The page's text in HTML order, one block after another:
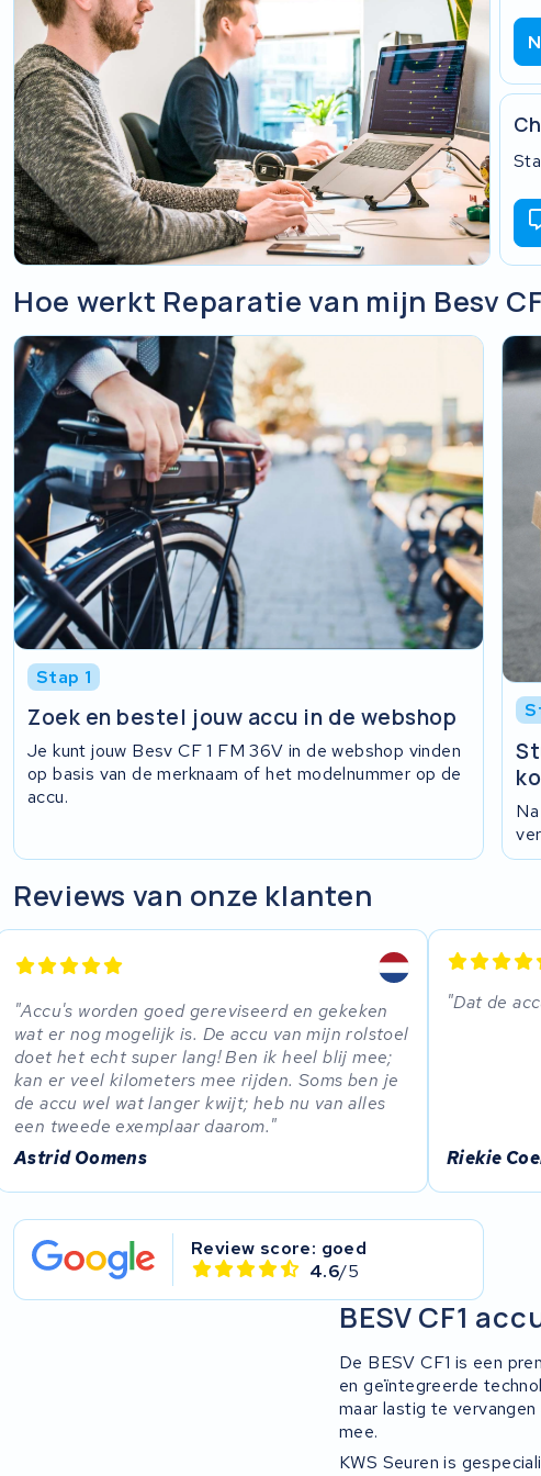
Hoe werkt Reparatie van mijn Besv CF
Stap 1
Zoek en bestel jouw accu in de webshop
Je kunt jouw Besv CF 1 FM 36V in de webshop vinden
op basis van de merknaam of het modelnummer op de
accu.
Reviews van onze klanten
Accu's worden goed gereviseerd en gekeken
wat er nog mogelijk is. De accu van mijn rolstoel
doet het echt super lang! Ben ik heel blij mee;
kan er veel kilometers mee rijden. Soms ben je
de accu wel wat langer kwijt; heb nu van alles
een tweede exemplaar daarom.
Astrid Oomens
Dat de
Riekie
Review score: goed
4.6/5
BESV CF1
De BESV CF1 is een
en geïntegreerde
maar lastig te
mee.
KWS Seuren is